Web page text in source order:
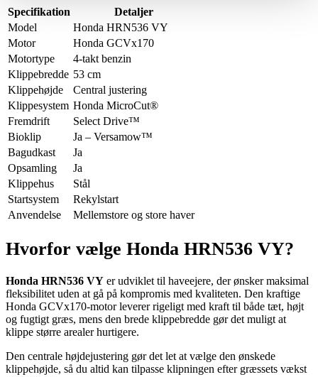
Specifikation
Detaljer
Model
Honda HRN536 VY
Motor
Honda GCVx170
Motortype
4-takt benzin
Klippebredde 53 cm
Klippehøjde
Central justering
Klippesystem Honda MicroCut®
Fremdrift
Select Drive™
Bioklip
Ja – Versamow™
Bagudkast
Ja
Opsamling
Ja
Klippehus
Stål
Startsystem
Rekylstart
Anvendelse
Mellemstore og store haver
Hvorfor vælge Honda HRN536 VY?
Honda HRN536 VY er udviklet til haveejere, der ønsker maksimal
fleksibilitet uden at gå på kompromis med kvaliteten. Den kraftige
Honda GCVx170-motor leverer rigeligt med kraft til både tæt, højt
og fugtigt græs, mens den brede klippebredde gør det muligt at
klippe større arealer hurtigere.
Den centrale højdejustering gør det let at vælge den ønskede
klippehøjde, så du altid kan tilpasse klipningen efter græssets vækst